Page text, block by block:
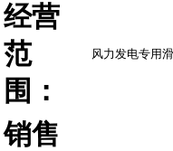
经营
范
围：
风力发电专用
销售